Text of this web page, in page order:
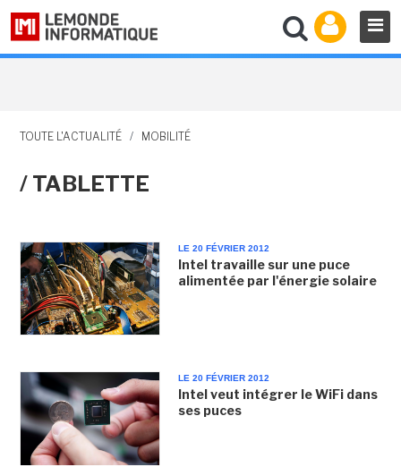
TOUTE L'ACTUALITÉ / MOBILITÉ
/ TABLETTE
LE 20 FÉVRIER 2012
Intel travaille sur une puce
alimentée par l'énergie solaire
LE 20 FÉVRIER 2012
Intel veut intégrer le WiFi dans
ses puces